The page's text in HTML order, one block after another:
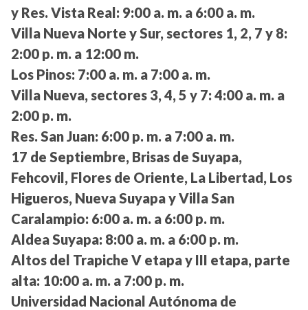
y Res. Vista Real: 9:00 a. m. a 6:00 a. m.
Villa Nueva Norte y Sur, sectores 1, 2, 7 y 8:
2:00 p. m. a 12:00 m.
Los Pinos: 7:00 a. m. a 7:00 a. m.
Villa Nueva, sectores 3, 4, 5 y 7: 4:00 a. m. a
2:00 p. m.
Res. San Juan: 6:00 p. m. a 7:00 a. m.
17 de Septiembre, Brisas de Suyapa,
Fehcovil, Flores de Oriente, La Libertad, Los
Higueros, Nueva Suyapa y Villa San
Caralampio: 6:00 a. m. a 6:00 p. m.
Aldea Suyapa: 8:00 a. m. a 6:00 p. m.
Altos del Trapiche V etapa y III etapa, parte
alta: 10:00 a. m. a 7:00 p. m.
Universidad Nacional Autónoma de